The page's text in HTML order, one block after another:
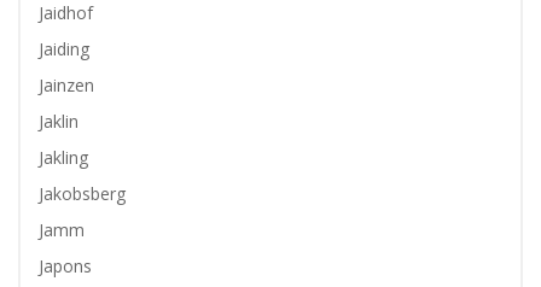
Jaidhof
Jaiding
Jainzen
Jaklin
Jakling
Jakobsberg
Jamm
Japons